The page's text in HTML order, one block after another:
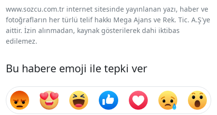
www.sozcu.com.tr internet sitesinde yayınlanan yazı, haber ve
fotoğrafların her türlü telif hakkı Mega Ajans ve Rek. Tic. A.Ş'ye
aittir. İzin alınmadan, kaynak gösterilerek dahi iktibas
edilemez.
Bu habere emoji ile tepki ver